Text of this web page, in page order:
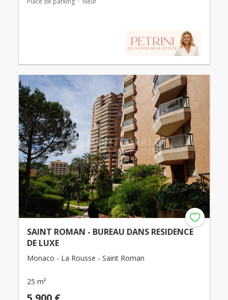
SAINT ROMAN - BUREAU DANS RESIDENCE
DE LUXE
Monaco - La Rousse - Saint Roman
25 m²